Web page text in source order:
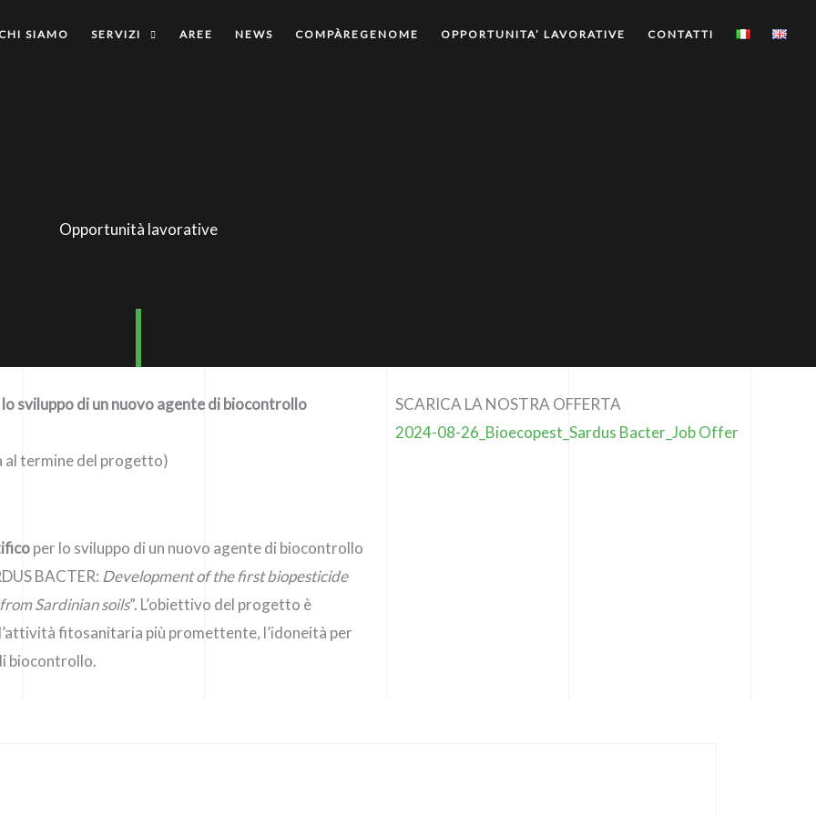
SIAMO SERVIZI AREE NEWS COMPÀREGENOME OPPORTUNITA’ LAVORATIVE CONTATTI
Opportunità lavorative
sviluppo di un nuovo agente di biocontrollo
al termine del progetto)
per lo sviluppo di un nuovo agente di biocontrollo
BACTER: Development of the first biopesticide
Sardinian soils”. L’obiettivo del progetto è
fitosanitaria più promettente, l’idoneità per
biocontrollo.
SCARICA LA NOSTRA OFFERTA
2024-08-26_Bioecopest_Sardus Bacter_Job Offer